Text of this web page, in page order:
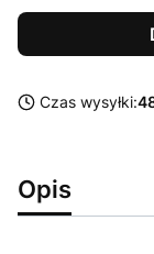
Czas wysyłki:
Opis